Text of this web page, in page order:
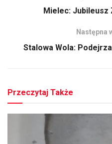
Mielec: Jubileusz
Następna
Stalowa Wola:
Przeczytaj Także